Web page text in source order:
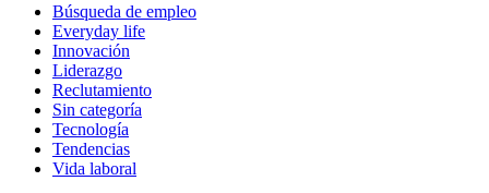
Búsqueda de empleo
Everyday life
Innovación
Liderazgo
Reclutamiento
Sin categoría
Tecnología
Tendencias
Vida laboral